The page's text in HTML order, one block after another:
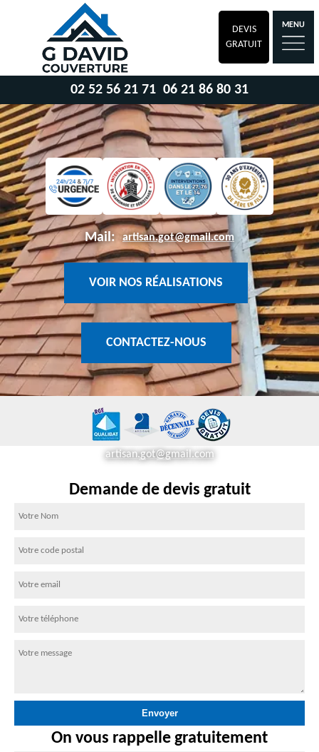
DEVIS
GRATUIT
MENU
02 52 56 21 71 06 21 86 80 31
Mail: artisan.got@gmail.com
VOIR NOS RÉALISATIONS
CONTACTEZ-NOUS
artisan.got@gmail.com
Demande de devis gratuit
On vous rappelle gratuitement